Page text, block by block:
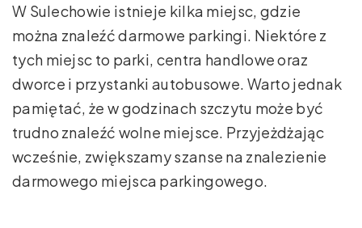
W Sulechowie istnieje kilka miejsc, gdzie
można znaleźć darmowe parkingi. Niektóre z
tych miejsc to parki, centra handlowe oraz
dworce i przystanki autobusowe. Warto jednak
pamiętać, że w godzinach szczytu może być
trudno znaleźć wolne miejsce. Przyjeżdżając
wcześnie, zwiększamy szanse na znalezienie
darmowego miejsca parkingowego.